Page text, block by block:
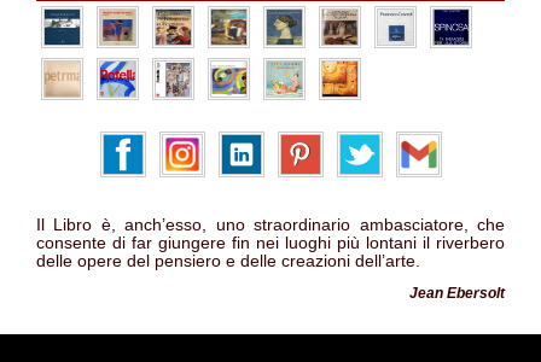
Il Libro è, anch’esso, uno straordinario ambasciatore, che
consente di far giungere fin nei luoghi più lontani il riverbero
delle opere del pensiero e delle creazioni dell’arte.
Jean Ebersolt